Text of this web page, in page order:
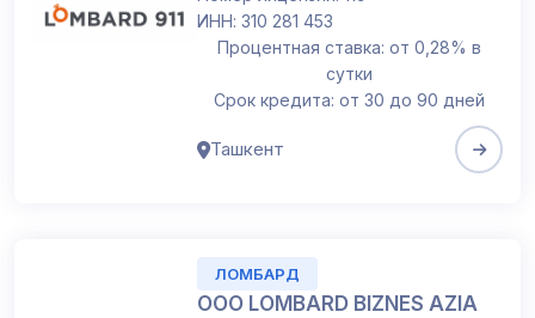
ИНН: 310 281 453
Процентная ставка: от 0,28% в
сутки
Срок кредита: от 30 до 90 дней
Ташкент
ЛОМБАРД
OOO LOMBARD BIZNES AZIA